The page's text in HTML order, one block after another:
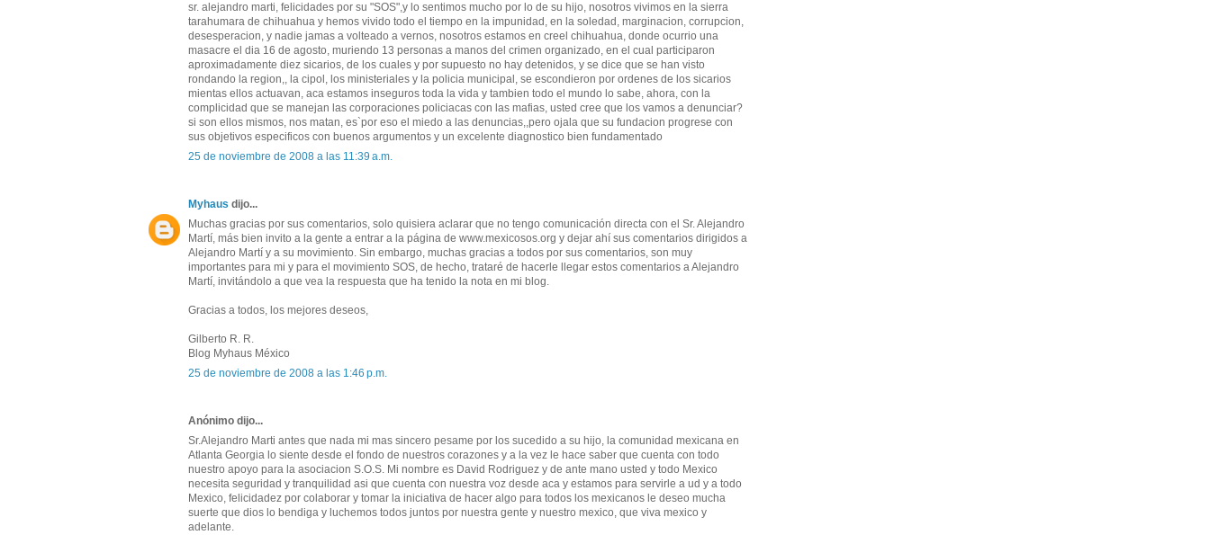
sr. alejandro marti, felicidades por su "SOS",y lo sentimos mucho por lo de su hijo, nosotros vivimos en la sierra
tarahumara de chihuahua y hemos vivido todo el tiempo en la impunidad, en la soledad, marginacion, corrupcion,
desesperacion, y nadie jamas a volteado a vernos, nosotros estamos en creel chihuahua, donde ocurrio una
masacre el dia 16 de agosto, muriendo 13 personas a manos del crimen organizado, en el cual participaron
aproximadamente diez sicarios, de los cuales y por supuesto no hay detenidos, y se dice que se han visto
rondando la region,, la cipol, los ministeriales y la policia municipal, se escondieron por ordenes de los sicarios
mientas ellos actuavan, aca estamos inseguros toda la vida y tambien todo el mundo lo sabe, ahora, con la
complicidad que se manejan las corporaciones policiacas con las mafias, usted cree que los vamos a denunciar?
si son ellos mismos, nos matan, es`por eso el miedo a las denuncias,,pero ojala que su fundacion progrese con
sus objetivos especificos con buenos argumentos y un excelente diagnostico bien fundamentado
25 de noviembre de 2008 a las 11:39 a.m.
Myhaus dijo...
Muchas gracias por sus comentarios, solo quisiera aclarar que no tengo comunicación directa con el Sr. Alejandro
Martí, más bien invito a la gente a entrar a la página de www.mexicosos.org y dejar ahí sus comentarios dirigidos a
Alejandro Martí y a su movimiento. Sin embargo, muchas gracias a todos por sus comentarios, son muy
importantes para mi y para el movimiento SOS, de hecho, trataré de hacerle llegar estos comentarios a Alejandro
Martí, invitándolo a que vea la respuesta que ha tenido la nota en mi blog.
Gracias a todos, los mejores deseos,
Gilberto R. R.
Blog Myhaus México
25 de noviembre de 2008 a las 1:46 p.m.
Anónimo dijo...
Sr.Alejandro Marti antes que nada mi mas sincero pesame por los sucedido a su hijo, la comunidad mexicana en
Atlanta Georgia lo siente desde el fondo de nuestros corazones y a la vez le hace saber que cuenta con todo
nuestro apoyo para la asociacion S.O.S. Mi nombre es David Rodriguez y de ante mano usted y todo Mexico
necesita seguridad y tranquilidad asi que cuenta con nuestra voz desde aca y estamos para servirle a ud y a todo
Mexico, felicidadez por colaborar y tomar la iniciativa de hacer algo para todos los mexicanos le deseo mucha
suerte que dios lo bendiga y luchemos todos juntos por nuestra gente y nuestro mexico, que viva mexico y
adelante.